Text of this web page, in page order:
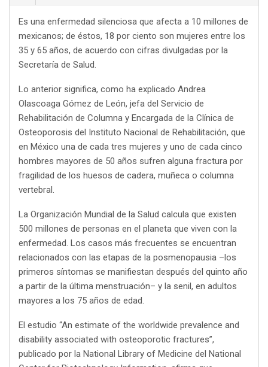
Es una enfermedad silenciosa que afecta a 10 millones de
mexicanos; de éstos, 18 por ciento son mujeres entre los
35 y 65 años, de acuerdo con cifras divulgadas por la
Secretaría de Salud.
Lo anterior significa, como ha explicado Andrea
Olascoaga Gómez de León, jefa del Servicio de
Rehabilitación de Columna y Encargada de la Clínica de
Osteoporosis del Instituto Nacional de Rehabilitación, que
en México una de cada tres mujeres y uno de cada cinco
hombres mayores de 50 años sufren alguna fractura por
fragilidad de los huesos de cadera, muñeca o columna
vertebral.
La Organización Mundial de la Salud calcula que existen
500 millones de personas en el planeta que viven con la
enfermedad. Los casos más frecuentes se encuentran
relacionados con las etapas de la posmenopausia –los
primeros síntomas se manifiestan después del quinto año
a partir de la última menstruación– y la senil, en adultos
mayores a los 75 años de edad.
El estudio “An estimate of the worldwide prevalence and
disability associated with osteoporotic fractures”,
publicado por la National Library of Medicine del National